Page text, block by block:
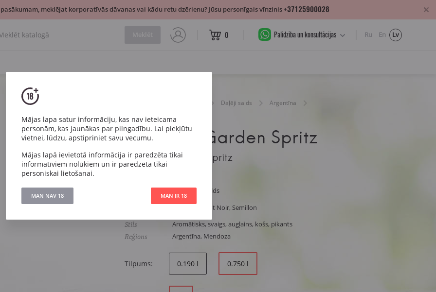
0 Palīdzība un konsultācijas Ru En Lv
Daļēji salds
Argentīna
Chandon Garden Spritz
Chandon Garden Spritz
Balts Daļēji salds
Šardone, Pinot Noir, Semillon
Stils Aromātisks, svaigs, augļains, košs, pikants
Reģions Argentīna, Mendoza
Tilpums: 0.190 l 0.750 l
Mājas lapa satur informāciju, kas nav ieteicama
personām, kas jaunākas par pilngadību. Lai piekļūtu
vietnei, lūdzu, apstipriniet savu vecumu.
Mājas lapā ievietotā informācija ir paredzēta tikai
informatīviem nolūkiem un ir paredzēta tikai
personiskai lietošanai.
MAN NAV 18 MAN IR 18
meklējat korporatīvās dāvanas vai kādu retu dzērienu? Jūsu personīgais vīnzinis+37125900028